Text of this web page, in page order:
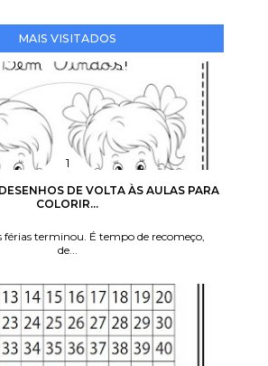
MAIS VISITADOS
DE VOLTA ÀS AULAS PARA
COLORIR...
férias terminou. É tempo de recomeço,
de...